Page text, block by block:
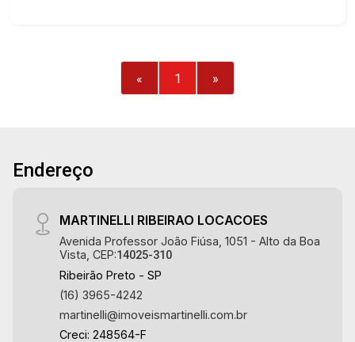
« 1 »
Endereço
MARTINELLI RIBEIRAO LOCACOES
Avenida Professor João Fiúsa, 1051 - Alto da Boa
Vista, CEP:14025-310
Ribeirão Preto - SP
(16) 3965-4242
martinelli@imoveismartinelli.com.br
Creci: 248564-F